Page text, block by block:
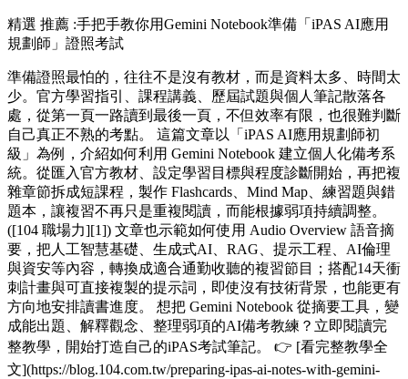
精選 推薦 :手把手教你用Gemini Notebook準備「iPAS AI應用
規劃師」證照考試
準備證照最怕的，往往不是沒有教材，而是資料太多、時間太
少。官方學習指引、課程講義、歷屆試題與個人筆記散落各
處，從第一頁一路讀到最後一頁，不但效率有限，也很難判斷
自己真正不熟的考點。 這篇文章以「iPAS AI應用規劃師初
級」為例，介紹如何利用 Gemini Notebook 建立個人化備考系
統。從匯入官方教材、設定學習目標與程度診斷開始，再把複
雜章節拆成短課程，製作 Flashcards、Mind Map、練習題與錯
題本，讓複習不再只是重複閱讀，而能根據弱項持續調整。
([104 職場力][1]) 文章也示範如何使用 Audio Overview 語音摘
要，把人工智慧基礎、生成式AI、RAG、提示工程、AI倫理
與資安等內容，轉換成適合通勤收聽的複習節目；搭配14天衝
刺計畫與可直接複製的提示詞，即使沒有技術背景，也能更有
方向地安排讀書進度。 想把 Gemini Notebook 從摘要工具，變
成能出題、解釋觀念、整理弱項的AI備考教練？立即閱讀完
整教學，開始打造自己的iPAS考試筆記。 👉 [看完整教學全
文](https://blog.104.com.tw/preparing-ipas-ai-notes-with-gemini-